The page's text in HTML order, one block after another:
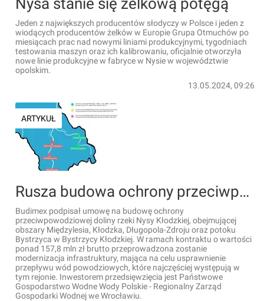
Nysa stanie się żelkową potęgą
Jeden z największych producentów słodyczy w Polsce i jeden z
wiodących producentów żelków w Europie Grupa Otmuchów po
miesiącach prac nad nowymi liniami produkcyjnymi, tygodniach
testowania maszyn oraz ich kalibrowaniu, oficjalnie otworzyła
nowe linie produkcyjne w fabryce w Nysie w województwie
opolskim.
13.05.2024, 09:26
ARTYKUŁ
Rusza budowa ochrony przeciwpowodziowej doliny rzeki Nysy Kłodzkiej na Dolnym Śląsku
Budimex podpisał umowę na budowę ochrony
przeciwpowodziowej doliny rzeki Nysy Kłodzkiej, obejmującej
obszary Międzylesia, Kłodzka, Długopola-Zdroju oraz potoku
Bystrzyca w Bystrzycy Kłodzkiej. W ramach kontraktu o wartości
ponad 157,8 mln zł brutto przeprowadzona zostanie
modernizacja infrastruktury, mająca na celu usprawnienie
przepływu wód powodziowych, które najczęściej występują w
tym rejonie. Inwestorem przedsięwzięcia jest Państwowe
Gospodarstwo Wodne Wody Polskie - Regionalny Zarząd
Gospodarki Wodnej we Wrocławiu.